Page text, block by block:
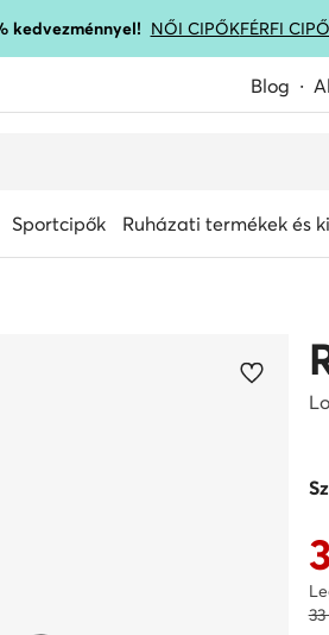
kedvezménnyel! NŐI CIPŐKFÉRFI
Blog
Sportcipők Ruházati termékek és